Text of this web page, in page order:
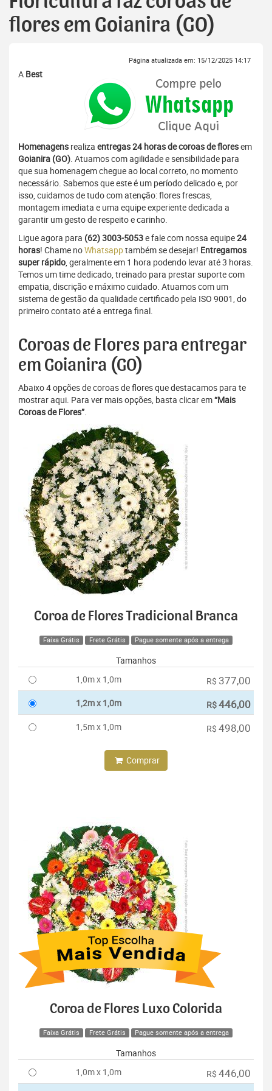
flores em Goianira (GO)
Página atualizada em: 15/12/2025 14:17
A Best
Homenagens realiza entregas 24 horas de coroas de floresem
Goianira (GO). Atuamos com agilidade e sensibilidade para
que sua homenagem chegue ao local correto, no momento
necessário. Sabemos que este é um período delicado e, por
isso, cuidamos de tudo com atenção: flores frescas,
montagem imediata e uma equipe experiente dedicada a
garantir um gesto de respeito e carinho.
Ligue agora para (62) 3003-5053e fale com nossa equipe24
horas! Chame noWhatsapptambém se desejar! Entregamos
super rápido, geralmente em 1 hora podendo levar até 3 horas.
Temos um time dedicado, treinado para prestar suporte com
empatia, discrição e máximo cuidado. Atuamos com um
sistema de gestão da qualidade certificado pela ISO 9001, do
primeiro contato até a entrega final.
Coroas de Flores para entregar
em Goianira (GO)
Abaixo 4 opções de coroas de flores que destacamos para te
mostrar aqui. Para ver mais opções, basta clicar em“Mais
Coroas de Flores”.
Coroa de Flores Tradicional Branca
Faixa Grátis Frete Grátis Pague somente após a entrega
Tamanhos
1,0m x 1,0m
R$ 377,00
1,2m x 1,0m R$446,00
1,5m x 1,0m R$ 498,00
Comprar
Coroa de Flores Luxo Colorida
Faixa Grátis Frete Grátis Pague somente após a entrega
Tamanhos
1,0m x 1,0m
R$ 446,00